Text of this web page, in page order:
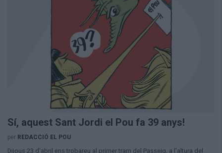
Sí, aquest Sant Jordi el Pou fa 39 anys!
per REDACCIÓ EL POU
Dijous 23 d'abril ens trobareu al primer tram del Passeig, a l'altura del